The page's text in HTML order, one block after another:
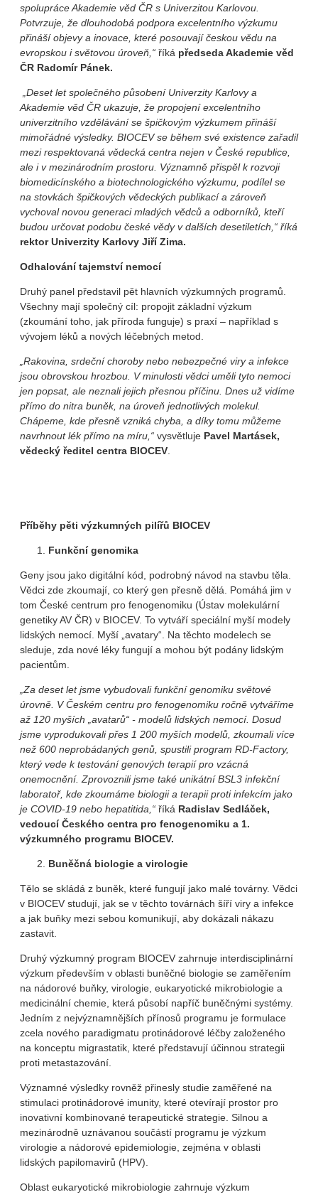
spolupráce Akademie věd ČR s Univerzitou Karlovou.
Potvrzuje, že dlouhodobá podpora excelentního výzkumu
přináší objevy a inovace, které posouvají českou vědu na
evropskou i světovou úroveň,“ říká předseda Akademie věd
ČR Radomír Pánek.
„Deset let společného působení Univerzity Karlovy a
Akademie věd ČR ukazuje, že propojení excelentního
univerzitního vzdělávání se špičkovým výzkumem přináší
mimořádné výsledky. BIOCEV se během své existence zařadil
mezi respektovaná vědecká centra nejen v České republice,
ale i v mezinárodním prostoru. Významně přispěl k rozvoji
biomedicínského a biotechnologického výzkumu, podílel se
na stovkách špičkových vědeckých publikací a zároveň
vychoval novou generaci mladých vědců a odborníků, kteří
budou určovat podobu české vědy v dalších desetiletích,“ říká
rektor Univerzity Karlovy Jiří Zima.
Odhalování tajemství nemocí
Druhý panel představil pět hlavních výzkumných programů.
Všechny mají společný cíl: propojit základní výzkum
(zkoumání toho, jak příroda funguje) s praxí – například s
vývojem léků a nových léčebných metod.
„Rakovina, srdeční choroby nebo nebezpečné viry a infekce
jsou obrovskou hrozbou. V minulosti vědci uměli tyto nemoci
jen popsat, ale neznali jejich přesnou příčinu. Dnes už vidíme
přímo do nitra buněk, na úroveň jednotlivých molekul.
Chápeme, kde přesně vzniká chyba, a díky tomu můžeme
navrhnout lék přímo na míru,“ vysvětluje Pavel Martásek,
vědecký ředitel centra BIOCEV.
Příběhy pěti výzkumných pilířů BIOCEV
Funkční genomika
Geny jsou jako digitální kód, podrobný návod na stavbu těla.
Vědci zde zkoumají, co který gen přesně dělá. Pomáhá jim v
tom České centrum pro fenogenomiku (Ústav molekulární
genetiky AV ČR) v BIOCEV. To vytváří speciální myší modely
lidských nemocí. Myší „avatary“. Na těchto modelech se
sleduje, zda nové léky fungují a mohou být podány lidským
pacientům.
„Za deset let jsme vybudovali funkční genomiku světové
úrovně. V Českém centru pro fenogenomiku ročně vytváříme
až 120 myších „avatarů“ - modelů lidských nemocí. Dosud
jsme vyprodukovali přes 1 200 myších modelů, zkoumali více
než 600 neprobádaných genů, spustili program RD‑Factory,
který vede k testování genových terapií pro vzácná
onemocnění. Zprovoznili jsme také unikátní BSL3 infekční
laboratoř, kde zkoumáme biologii a terapii proti infekcím jako
je COVID-19 nebo hepatitida,“ říká Radislav Sedláček,
vedoucí Českého centra pro fenogenomiku a 1.
výzkumného programu BIOCEV.
Buněčná biologie a virologie
Tělo se skládá z buněk, které fungují jako malé továrny. Vědci
v BIOCEV studují, jak se v těchto továrnách šíří viry a infekce
a jak buňky mezi sebou komunikují, aby dokázali nákazu
zastavit.
Druhý výzkumný program BIOCEV zahrnuje interdisciplinární
výzkum především v oblasti buněčné biologie se zaměřením
na nádorové buňky, virologie, eukaryotické mikrobiologie a
medicinální chemie, která působí napříč buněčnými systémy.
Jedním z nejvýznamnějších přínosů programu je formulace
zcela nového paradigmatu protinádorové léčby založeného
na konceptu migrastatik, které představují účinnou strategii
proti metastazování.
Významné výsledky rovněž přinesly studie zaměřené na
stimulaci protinádorové imunity, které otevírají prostor pro
inovativní kombinované terapeutické strategie. Silnou a
mezinárodně uznávanou součástí programu je výzkum
virologie a nádorové epidemiologie, zejména v oblasti
lidských papilomavirů (HPV).
Oblast eukaryotické mikrobiologie zahrnuje výzkum